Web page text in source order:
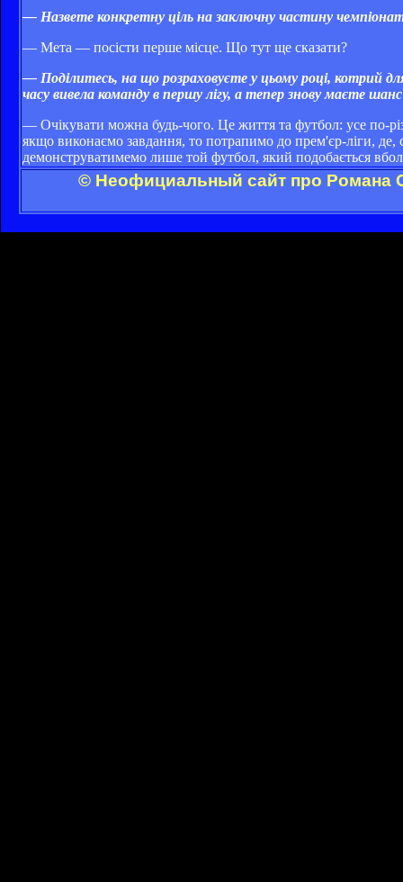
— Назвете конкретну ціль на заключну частину
— Мета — посісти перше місце. Що тут ще сказати?
— Поділитесь, на що розраховуєте у цьому році, котрий
часу вивела команду в першу лігу, а тепер знову маєте
— Очікувати можна будь-чого. Це життя та футбол: усе по-
якщо виконаємо завдання, то потрапимо до прем'єр-ліги,
демонструватимемо лише той футбол, який подобається
© Неофициальный сайт про Романа